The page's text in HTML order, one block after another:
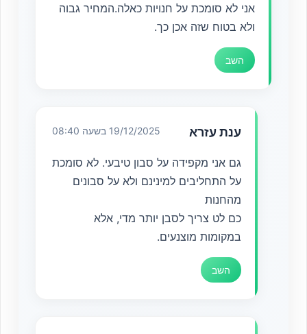
אני לא סומכת על חנויות כאלה.המחיר גבוה
ולא בטוח שזה אכן כך.
השב
ענת עזרא 19/12/2025 בשעה 08:40
גם אני מקפידה על סבון טיבעי. לא סומכת
על התחליבים למינינם ולא על סבונים
מהחנות
כם לט צריך לסבן יותר מדי, אלא
במקומות מוצנעים.
השב